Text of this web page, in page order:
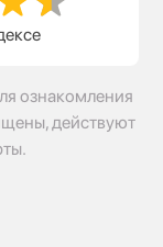
ознакомления
действуют